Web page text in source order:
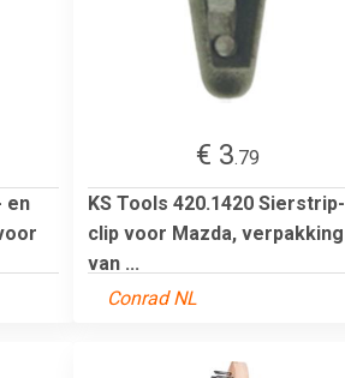
en
€ 3.79
KS Tools 420.1420 Sierstrip-
clip voor Mazda, verpakking
van ...
Conrad NL